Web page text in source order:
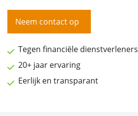
Neem contact op
Tegen financiële dienstverleners
20+ jaar ervaring
Eerlijk en transparant